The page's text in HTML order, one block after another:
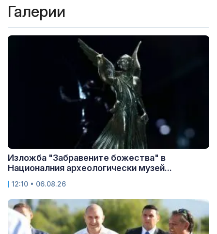
Галерии
Изложба "Забравените божества" в
Националния археологически музей...
12:10 • 06.08.26